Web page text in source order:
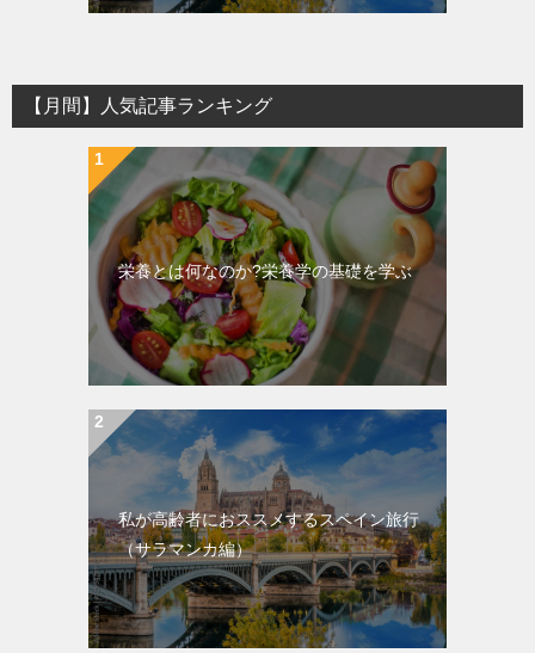
【月間】人気記事ランキング
栄養とは何なのか?栄養学の基礎を学ぶ
私が高齢者におススメするスペイン旅行
（サラマンカ編）